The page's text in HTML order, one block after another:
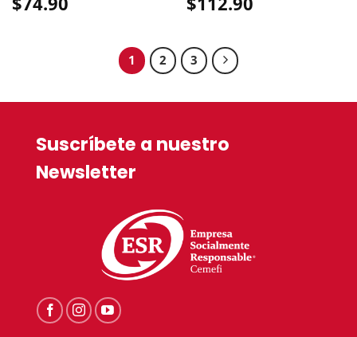
1 2 3
Suscríbete a nuestro
Newsletter